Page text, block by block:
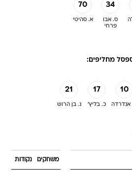
70
א. סהיטי
34
ס. אבו
פרחי
מחליפים:
21
נ. בן הרוש
17
כ. בליץ'
10
אנדרדה
משחקים נקודות